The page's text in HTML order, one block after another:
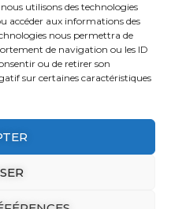
utilisons des technologies
accéder aux informations des
nous permettra de
de navigation ou les ID
ou de retirer son
sur certaines caractéristiques